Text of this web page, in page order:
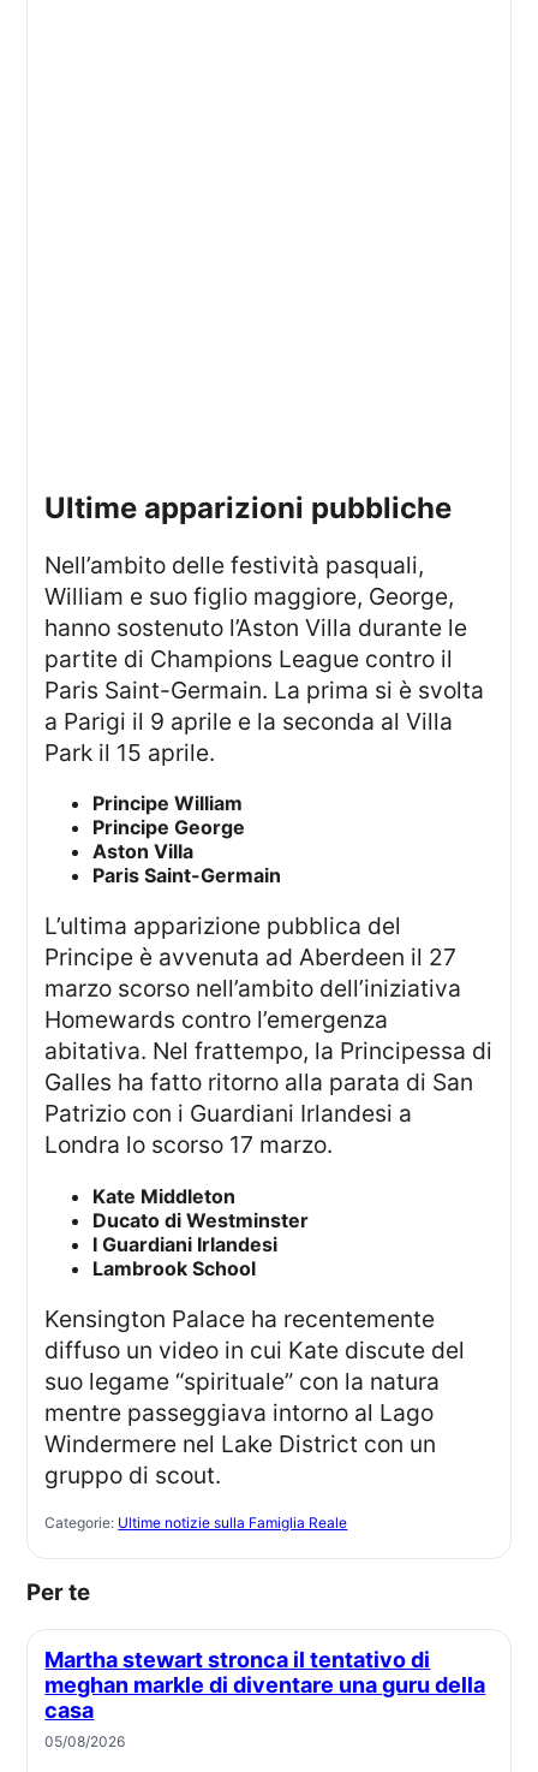
ultime apparizioni pubbliche
Nell’ambito delle festività pasquali,
William e suo figlio maggiore, George,
hanno sostenuto l’Aston Villa durante le
partite di Champions League contro il
Paris Saint-Germain. La prima si è svolta
a Parigi il 9 aprile e la seconda al Villa
Park il 15 aprile.
Principe William
Principe George
Aston Villa
Paris Saint-Germain
L’ultima apparizione pubblica del
Principe è avvenuta ad Aberdeen il 27
marzo scorso nell’ambito dell’iniziativa
Homewards contro l’emergenza
abitativa. Nel frattempo, la Principessa di
Galles ha fatto ritorno alla parata di San
Patrizio con i Guardiani Irlandesi a
Londra lo scorso 17 marzo.
Kate Middleton
Ducato di Westminster
I Guardiani Irlandesi
Lambrook School
Kensington Palace ha recentemente
diffuso un video in cui Kate discute del
suo legame “spirituale” con la natura
mentre passeggiava intorno al Lago
Windermere nel Lake District con un
gruppo di scout.
Categorie: Ultime notizie sulla Famiglia Reale
Per te
Martha stewart stronca il tentativo di
meghan markle di diventare una guru della
casa
05/08/2026